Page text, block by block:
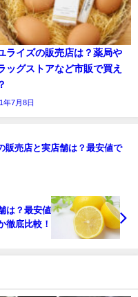
ライズの販売店は？薬局や
ッグストアなど市販で買え
年7月8日
販売店と実店舗は？最安値で
は？最安値
徹底比較！